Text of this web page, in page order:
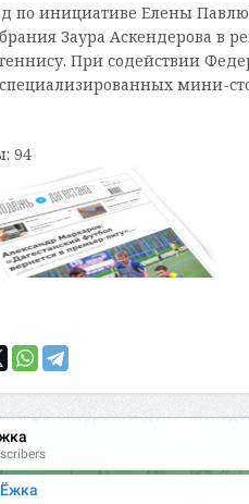
по инициативе Елены
Заура Аскендерова в
При содействии
мини-
94